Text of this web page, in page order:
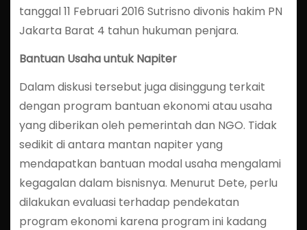
tanggal 11 Februari 2016 Sutrisno divonis hakim PN
Jakarta Barat 4 tahun hukuman penjara.
Bantuan Usaha untuk Napiter
Dalam diskusi tersebut juga disinggung terkait
dengan program bantuan ekonomi atau usaha
yang diberikan oleh pemerintah dan NGO. Tidak
sedikit di antara mantan napiter yang
mendapatkan bantuan modal usaha mengalami
kegagalan dalam bisnisnya. Menurut Dete, perlu
dilakukan evaluasi terhadap pendekatan
program ekonomi karena program ini kadang